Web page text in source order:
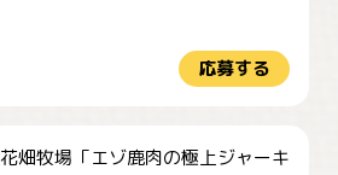
応募する
花畑牧場「エゾ鹿肉の極上ジャーキ